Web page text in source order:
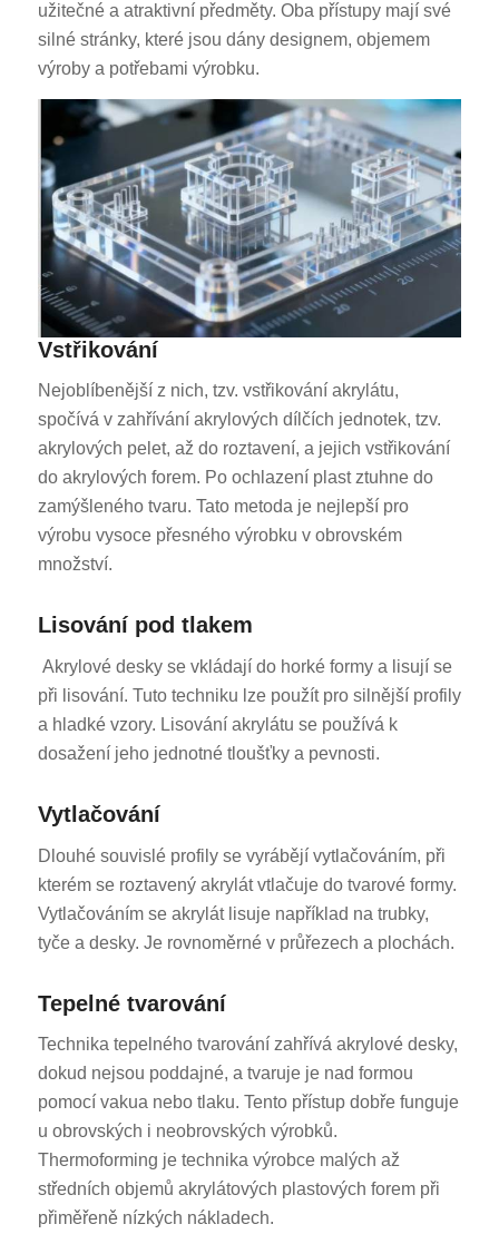
užitečné a atraktivní předměty. Oba přístupy mají své
silné stránky, které jsou dány designem, objemem
výroby a potřebami výrobku.
Vstřikování
Nejoblíbenější z nich, tzv. vstřikování akrylátu,
spočívá v zahřívání akrylových dílčích jednotek, tzv.
akrylových pelet, až do roztavení, a jejich vstřikování
do akrylových forem. Po ochlazení plast ztuhne do
zamýšleného tvaru. Tato metoda je nejlepší pro
výrobu vysoce přesného výrobku v obrovském
množství.
Lisování pod tlakem
Akrylové desky se vkládají do horké formy a lisují se
při lisování. Tuto techniku lze použít pro silnější profily
a hladké vzory. Lisování akrylátu se používá k
dosažení jeho jednotné tloušťky a pevnosti.
Vytlačování
Dlouhé souvislé profily se vyrábějí vytlačováním, při
kterém se roztavený akrylát vtlačuje do tvarové formy.
Vytlačováním se akrylát lisuje například na trubky,
tyče a desky. Je rovnoměrné v průřezech a plochách.
Tepelné tvarování
Technika tepelného tvarování zahřívá akrylové desky,
dokud nejsou poddajné, a tvaruje je nad formou
pomocí vakua nebo tlaku. Tento přístup dobře funguje
u obrovských i neobrovských výrobků.
Thermoforming je technika výrobce malých až
středních objemů akrylátových plastových forem při
přiměřeně nízkých nákladech.